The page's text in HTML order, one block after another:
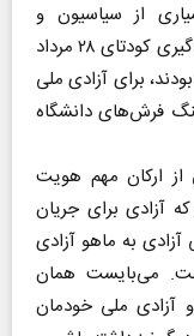
از سیاسیون و
روشنفکران چپ و راست که یا خود در شکل گیری کودتای ۲۸ مرداد
برای آزادی ملی
فرش‌های دانشگاه
از ارکان مهم هویت
آزادی برای جریان
آزادی به ماهو آزادی
می‌بایست همان
آزادی ملی خودمان